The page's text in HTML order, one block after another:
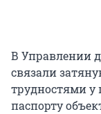
В Управлении
связали
трудностями у
паспорту